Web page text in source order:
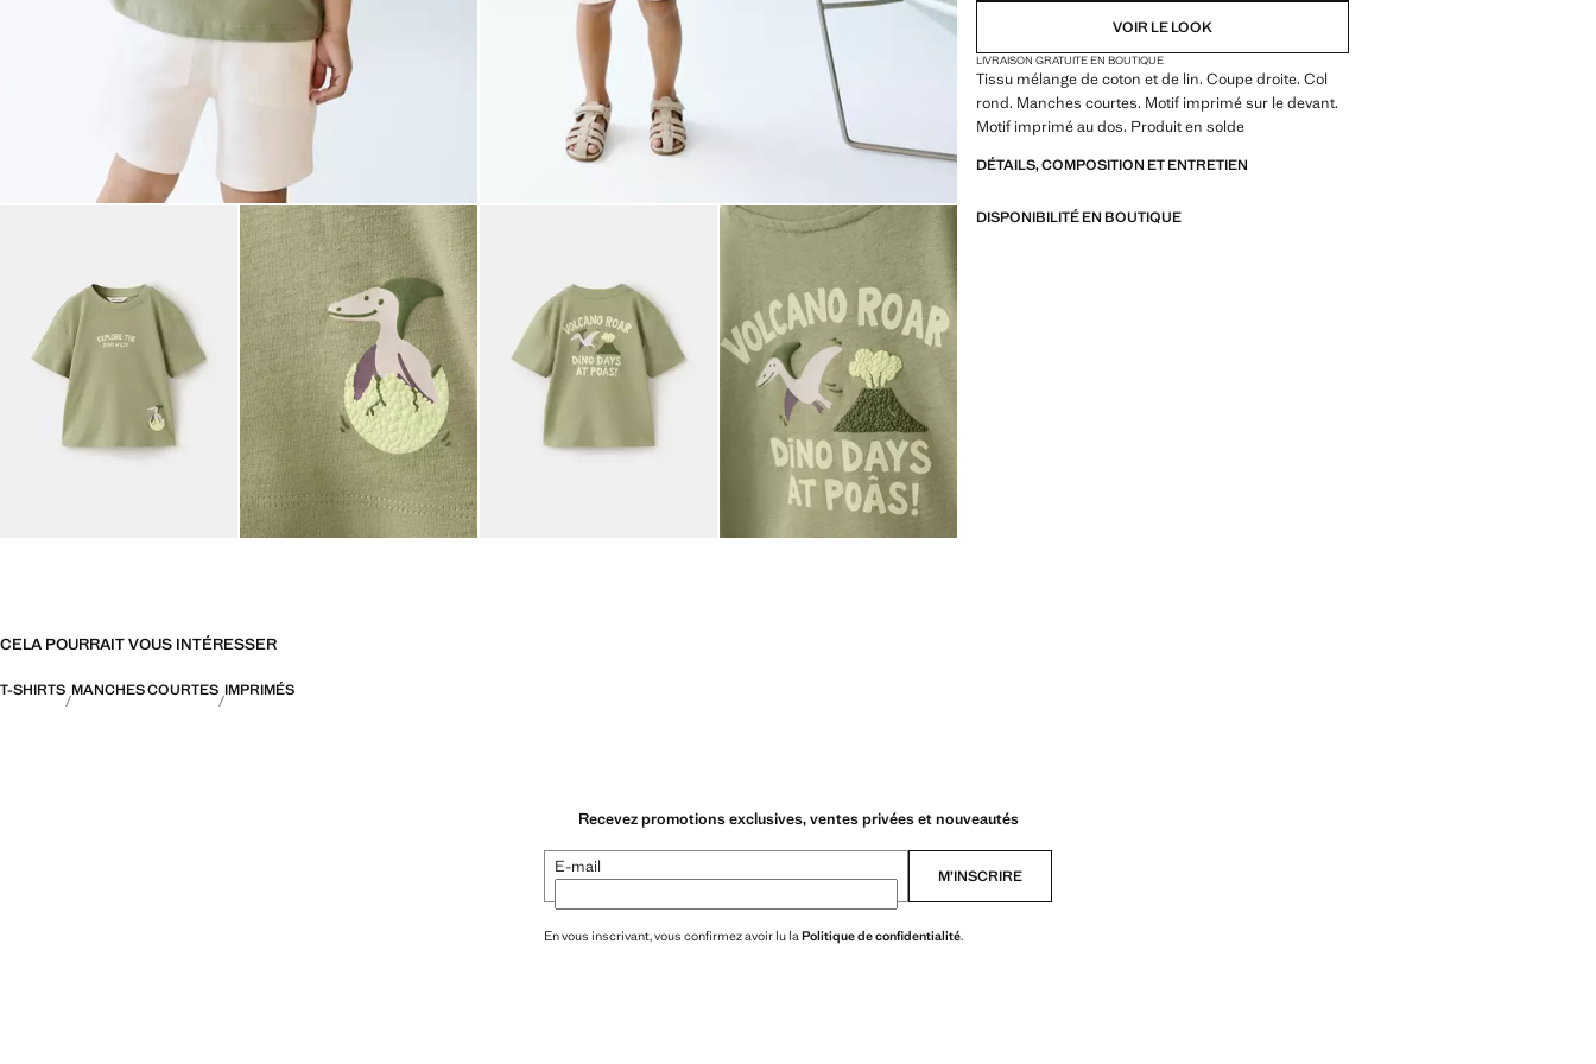
VOIR LE LOOK
LIVRAISON GRATUITE EN BOUTIQUE
Tissu mélange de coton et de lin. Coupe droite. Col
rond. Manches courtes. Motif imprimé sur le devant.
Motif imprimé au dos. Produit en solde
DÉTAILS, COMPOSITION ET ENTRETIEN
DISPONIBILITÉ EN BOUTIQUE
CELA POURRAIT VOUS INTÉRESSER
T-SHIRTS MANCHES COURTES IMPRIMÉS
Recevez promotions exclusives, ventes privées et nouveautés
E-mail M’INSCRIRE
En vous inscrivant, vous confirmez avoir lu laPolitique de confidentialité.